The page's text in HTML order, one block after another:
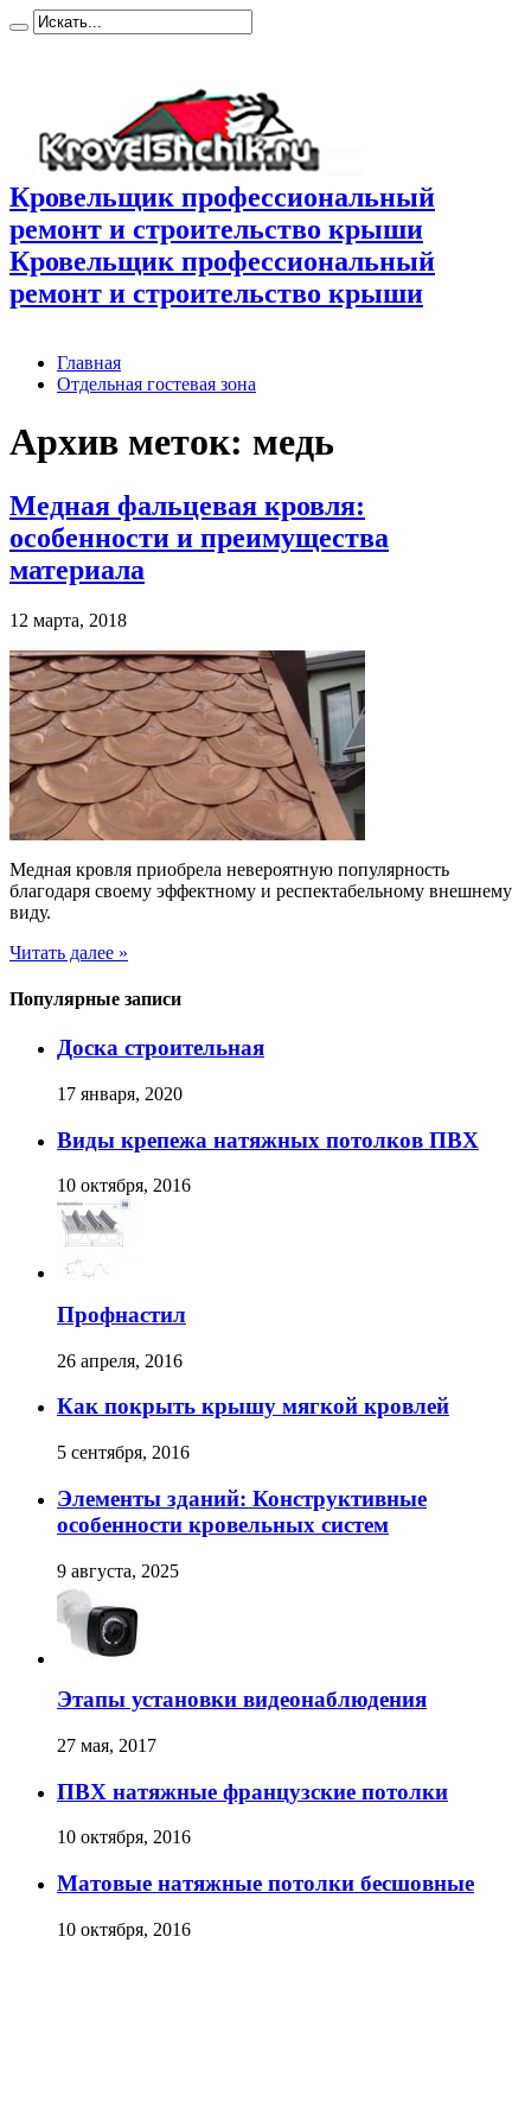
Кровельщик профессиональный
ремонт и строительство крыши
Кровельщик профессиональный
ремонт и строительство крыши
Главная
Отдельная гостевая зона
Архив меток: медь
Медная фальцевая кровля:
особенности и преимущества
материала
12 марта, 2018
Медная кровля приобрела невероятную популярность
благодаря своему эффектному и респектабельному внешнему
виду.
Читать далее »
Популярные записи
Доска строительная
17 января, 2020
Виды крепежа натяжных потолков ПВХ
10 октября, 2016
Профнастил
26 апреля, 2016
Как покрыть крышу мягкой кровлей
5 сентября, 2016
Элементы зданий: Конструктивные
особенности кровельных систем
9 августа, 2025
Этапы установки видеонаблюдения
27 мая, 2017
ПВХ натяжные французские потолки
10 октября, 2016
Матовые натяжные потолки бесшовные
10 октября, 2016